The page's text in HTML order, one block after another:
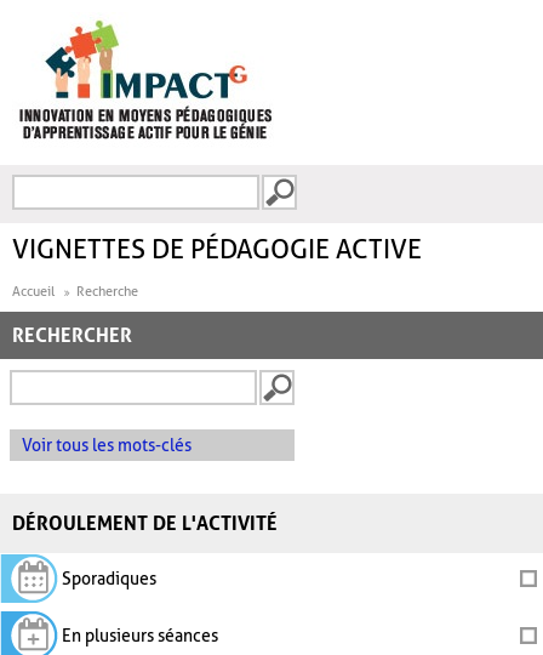
FORMULAIRE DE
VIGNETTES DE PÉDAGOGIE ACTIVE
Accueil Recherche
RECHERCHER
Voir tous les mots-clés
DÉROULEMENT DE L'ACTIVITÉ
Sporadiques
En plusieurs séances